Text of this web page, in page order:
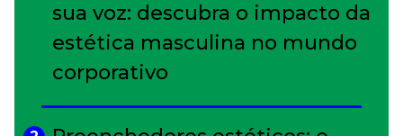
sua voz: descubra o impacto da
estética masculina no mundo
corporativo